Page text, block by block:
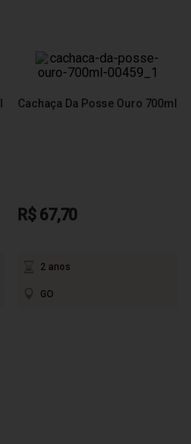
Cachaça Da Posse Ouro 700ml
R$ 67,70
2 anos
GO